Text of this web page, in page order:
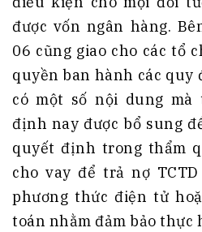
được vốn ngân hàng.
06 cũng giao cho các tổ
quyền ban hành các quy
có một số nội dung mà
định nay được bổ sung
quyết định trong thẩm
cho vay để trả nợ
phương thức điện tử
toán nhằm đảm bảo thực